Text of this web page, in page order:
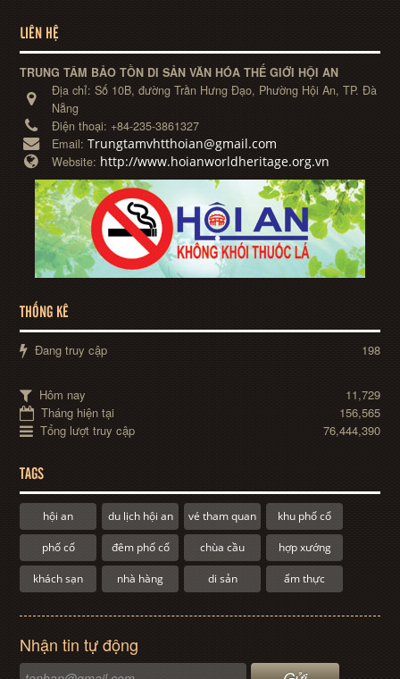
LIÊN HỆ
TRUNG TÂM BẢO TỒN DI SẢN VĂN HÓA THẾ GIỚI HỘI AN
Địa chỉ:Số 10B, đường Trần Hưng Đạo, Phường Hội An, TP. Đà
Nẵng
Điện thoại: +84-235-3861327
Email:Trungtamvhtthoian@gmail.com
Website: http://www.hoianworldheritage.org.vn
THỐNG KÊ
Đang truy cập 198
Hôm nay
11,729
Tháng hiện tại
156,565
Tổng lượt truy cập
76,444,390
TAGS
hội an du lịch hội an vé tham quan khu phố cổ
phố cổ đêm phố cổ chùa cầu hợp xướng
khách sạn nhà hàng di sản ẩm thực
Nhận tin tự động